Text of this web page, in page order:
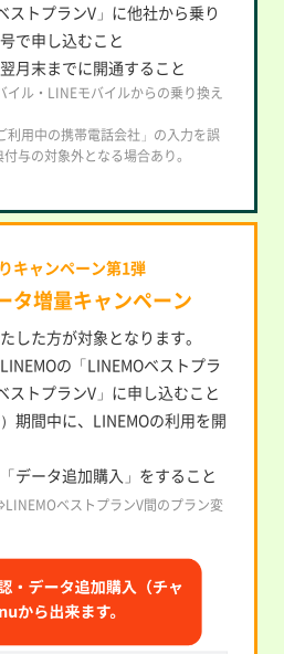
ストプランV」に他社から乗り
で申し込むこと
月末までに開通すること
ル・LINEモバイルからの乗り換え
用中の携帯電話会社」の入力を誤
与の対象外となる場合あり。
キャンペーン第1弾
増量キャンペーン
た方が対象となります。
の「LINEMOベストプラ
ストプランV」に申し込むこと
期間中に、LINEMOの利用を開
データ追加購入」をすること
ベストプランV間のプラン変